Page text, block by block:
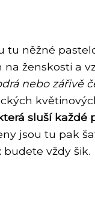
tu něžné
ženskosti a
nebo zářivě
sluší každé
jsou tu pak
vždy šik.